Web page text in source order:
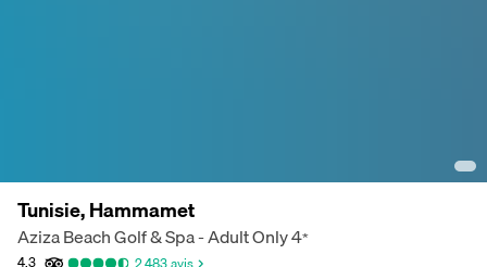
Tunisie, Hammamet
Aziza Beach Golf & Spa - Adult Only4*
4,3 2 483avis